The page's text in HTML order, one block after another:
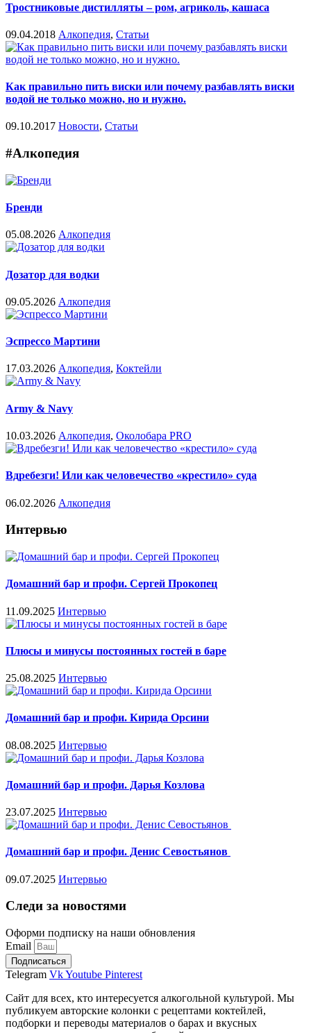
Тростниковые дистилляты – ром, агриколь, кашаса
09.04.2018 Алкопедия, Статьи
Как правильно пить виски или почему разбавлять виски
водой не только можно, но и нужно.
09.10.2017 Новости, Статьи
#Алкопедия
Бренди
05.08.2026 Алкопедия
Дозатор для водки
09.05.2026 Алкопедия
Эспрессо Мартини
17.03.2026 Алкопедия, Коктейли
Army & Navy
10.03.2026 Алкопедия, Околобара PRO
Вдребезги! Или как человечество «крестило» суда
06.02.2026 Алкопедия
Интервью
Домашний бар и профи. Сергей Прокопец
11.09.2025 Интервью
Плюсы и минусы постоянных гостей в баре
25.08.2025 Интервью
Домашний бар и профи. Кирида Орсини
08.08.2025 Интервью
Домашний бар и профи. Дарья Козлова
23.07.2025 Интервью
Домашний бар и профи. Денис Севостьянов
09.07.2025 Интервью
Следи за новостями
Оформи подписку на наши обновления
Email
Подписаться
Telegram VkYoutube Pinterest
Сайт для всех, кто интересуется алкогольной культурой. Мы
публикуем авторские колонки с рецептами коктейлей,
подборки и переводы материалов о барах и вкусных